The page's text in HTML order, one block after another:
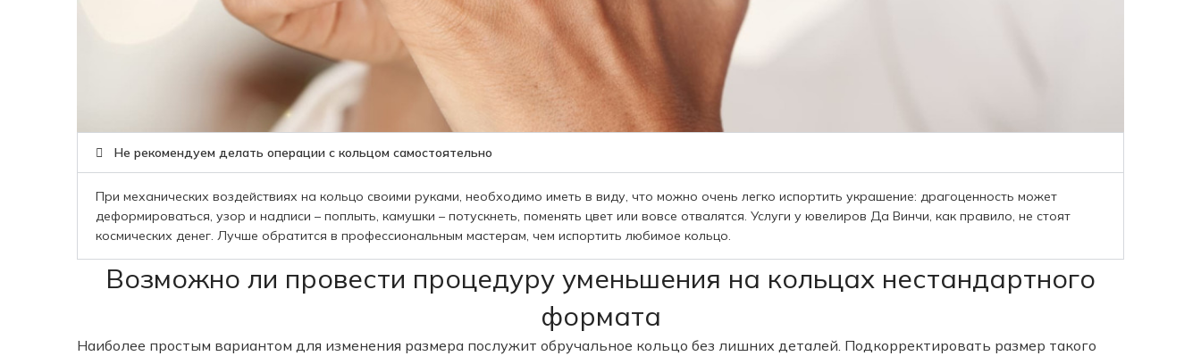
Не рекомендуем делать операции с кольцом самостоятельно
При механических воздействиях на кольцо своими руками, необходимо иметь в виду, что можно очень легко испортить украшение: драгоценность может
деформироваться, узор и надписи – поплыть, камушки – потускнеть, поменять цвет или вовсе отвалятся. Услуги у ювелиров Да Винчи, как правило, не стоят
космических денег. Лучше обратится в профессиональным мастерам, чем испортить любимое кольцо.
Возможно ли провести процедуру уменьшения на кольцах нестандартного
формата
Наиболее простым вариантом для изменения размера послужит обручальное кольцо без лишних деталей. Подкорректировать размер такого